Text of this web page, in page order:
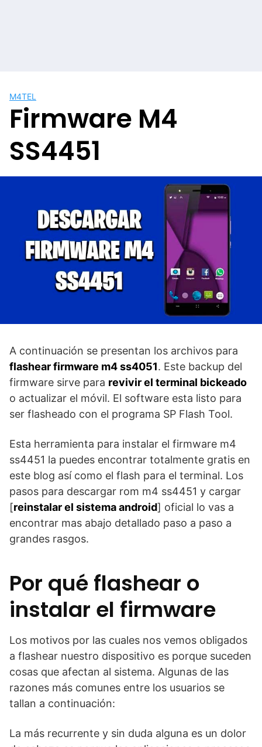
M4TEL
Firmware M4
SS4451
A continuación se presentan los archivos para
flashear firmware m4 ss4051. Este backup del
firmware sirve para revivir el terminal bickeado
o actualizar el móvil. El software esta listo para
ser flasheado con el programa SP Flash Tool.
Esta herramienta para instalar el firmware m4
ss4451 la puedes encontrar totalmente gratis en
este blog así como el flash para el terminal. Los
pasos para descargar rom m4 ss4451 y cargar
[reinstalar el sistema android] oficial lo vas a
encontrar mas abajo detallado paso a paso a
grandes rasgos.
Por qué flashear o
instalar el firmware
Los motivos por las cuales nos vemos obligados
a flashear nuestro dispositivo es porque suceden
cosas que afectan al sistema. Algunas de las
razones más comunes entre los usuarios se
tallan a continuación:
La más recurrente y sin duda alguna es un dolor